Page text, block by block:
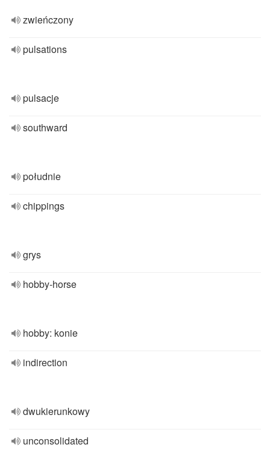
zwieńczony
pulsations
pulsacje
southward
południe
chippings
grys
hobby-horse
hobby: konie
indirection
dwukierunkowy
unconsolidated